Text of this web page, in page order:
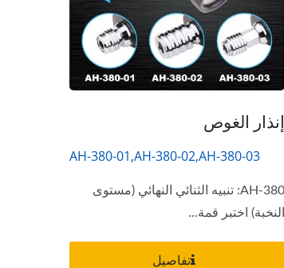
إنذار الغوص
AH-380-01,AH-380-02,AH-380-03
AH-380: تنبيه الثنائي النهائي (مستوى
النخبة) اختبر قمة...
تفاصيل